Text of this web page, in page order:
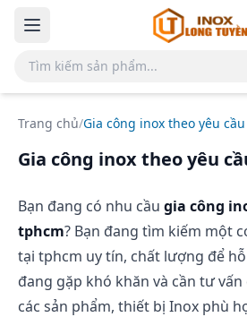
Bỏ qua đến nội dung chính
Trang chủ/Gia công inox theo yêu cầu
Gia công inox theo yêu
Bạn đang có nhu cầu gia công
tphcm? Bạn đang tìm kiếm một
tại tphcm uy tín, chất lượng để
đang gặp khó khăn và cần tư
các sản phẩm, thiết bị Inox phù